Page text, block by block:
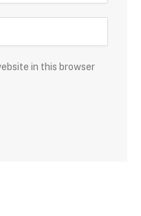
in this browser